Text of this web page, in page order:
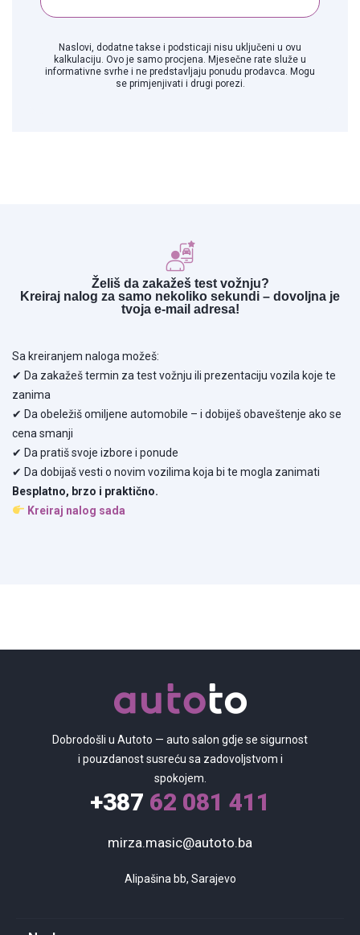
Naslovi, dodatne takse i podsticaji nisu uključeni u ovu
kalkulaciju. Ovo je samo procjena. Mjesečne rate služe u
informativne svrhe i ne predstavljaju ponudu prodavca. Mogu
se primjenjivati i drugi porezi.
Želiš da zakažeš test vožnju?
Kreiraj nalog za samo nekoliko sekundi – dovoljna je
tvoja e-mail adresa!
Sa kreiranjem naloga možeš:
✔ Da zakažeš termin za test vožnju ili prezentaciju vozila koje te
zanima
✔ Da obeležiš omiljene automobile – i dobiješ obaveštenje ako se
cena smanji
✔ Da pratiš svoje izbore i ponude
✔ Da dobijaš vesti o novim vozilima koja bi te mogla zanimati
Besplatno, brzo i praktično.
Kreiraj nalog sada
Dobrodošli u Autoto — auto salon gdje se sigurnost
i pouzdanost susreću sa zadovoljstvom i
spokojem.
+387 62 081 411
mirza.masic@autoto.ba
Alipašina bb, Sarajevo